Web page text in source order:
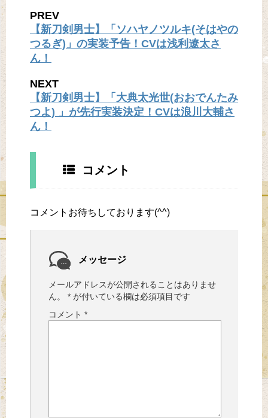
PREV
【新刀剣男士】「ソハヤノツルキ(そはやの
つるぎ)」の実装予告！CVは浅利遼太さ
ん！
NEXT
【新刀剣男士】「大典太光世(おおでんたみ
つよ) 」が先行実装決定！CVは浪川大輔さ
ん！
コメント
コメントお待ちしております(^^)
メッセージ
メールアドレスが公開されることはありませ
ん。
* が付いている欄は必須項目です
コメント *